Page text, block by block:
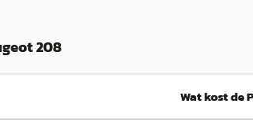
208
Wat kost de